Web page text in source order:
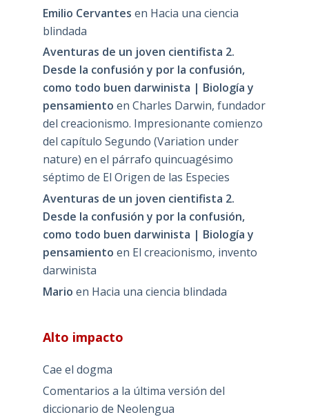
Emilio Cervantes en Hacia una ciencia
blindada
Aventuras de un joven cientifista 2.
Desde la confusión y por la confusión,
como todo buen darwinista | Biología y
pensamiento en Charles Darwin, fundador
del creacionismo. Impresionante comienzo
del capítulo Segundo (Variation under
nature) en el párrafo quincuagésimo
séptimo de El Origen de las Especies
Aventuras de un joven cientifista 2.
Desde la confusión y por la confusión,
como todo buen darwinista | Biología y
pensamiento en El creacionismo, invento
darwinista
Mario en Hacia una ciencia blindada
Alto impacto
Cae el dogma
Comentarios a la última versión del
diccionario de Neolengua